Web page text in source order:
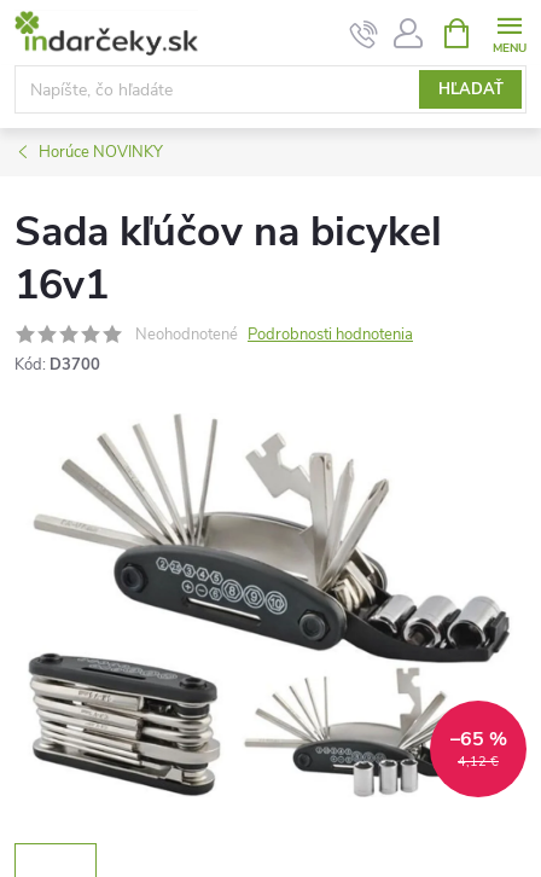
Prejsť
obsah
HĽADAŤ
KOŠÍK
Horúce NOVINKY
Sada kľúčov na bicykel
16v1
Neohodnotené Podrobnosti hodnotenia
Kód: D3700
4,12 €
–65 %